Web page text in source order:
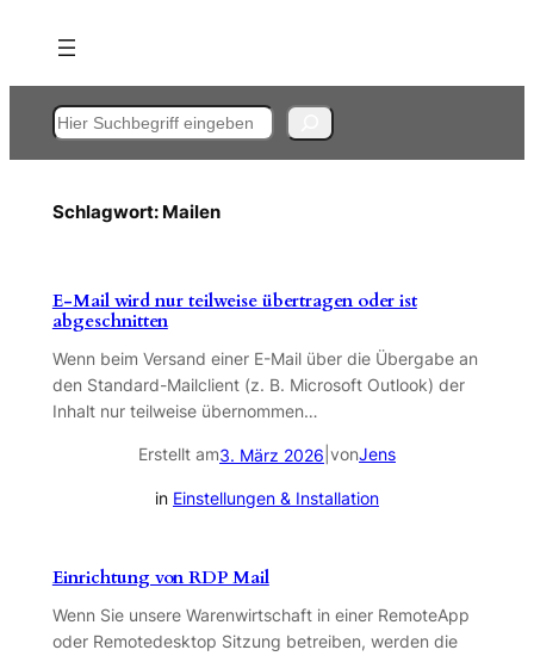
Inhalt
springen
Suchen
Schlagwort: Mailen
E-Mail wird nur teilweise übertragen oder ist
abgeschnitten
Wenn beim Versand einer E-Mail über die Übergabe an
den Standard-Mailclient (z. B. Microsoft Outlook) der
Inhalt nur teilweise übernommen…
Erstellt am3. März 2026 vonJens
in Einstellungen & Installation
Einrichtung von RDP Mail
Wenn Sie unsere Warenwirtschaft in einer RemoteApp
oder Remotedesktop Sitzung betreiben, werden die